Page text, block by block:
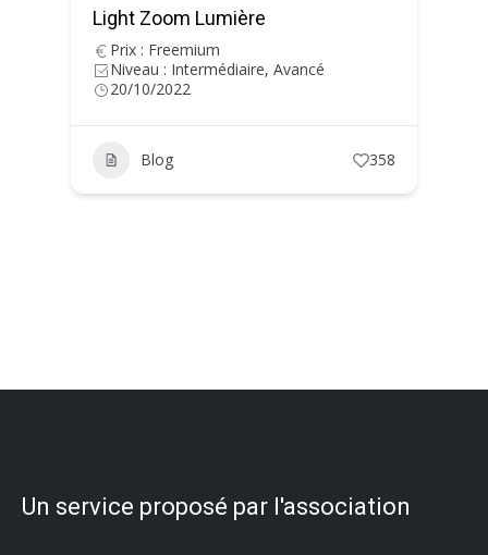
Light Zoom Lumière
Prix : Freemium
Niveau : Intermédiaire, Avancé
20/10/2022
Blog 358
Un service proposé par l'association